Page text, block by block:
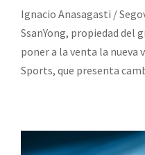
Ignacio Anasagasti /
SsanYong, propiedad del
poner a la venta la nueva
Sports, que presenta